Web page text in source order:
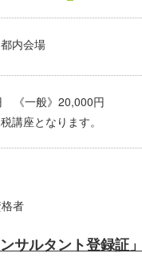
内会場
《一般》20,000円
講座となります。
者
サルタント登録証」